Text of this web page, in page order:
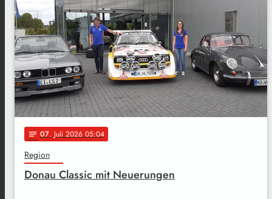
notes 07. Juli 2026 05:04
Region
Donau Classic mit Neuerungen